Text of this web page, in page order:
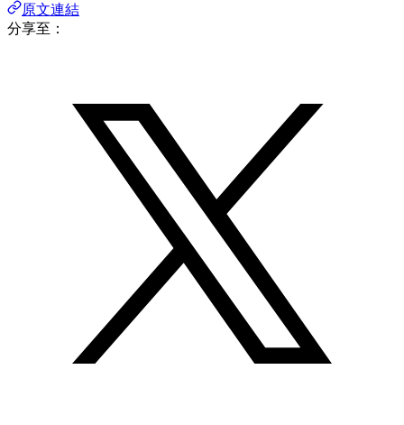
原文連結
分享至：